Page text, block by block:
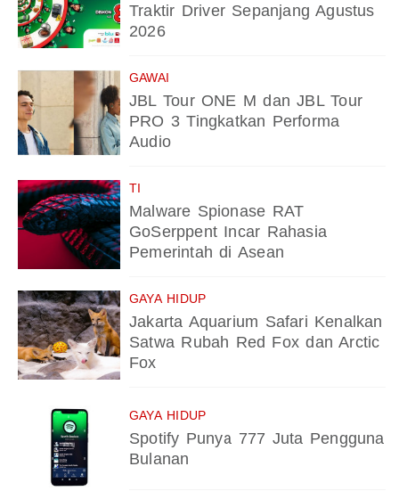
Traktir Driver Sepanjang Agustus
2026
GAWAI
JBL Tour ONE M dan JBL Tour
PRO 3 Tingkatkan Performa
Audio
TI
Malware Spionase RAT
GoSerppent Incar Rahasia
Pemerintah di Asean
GAYA HIDUP
Jakarta Aquarium Safari Kenalkan
Satwa Rubah Red Fox dan Arctic
Fox
GAYA HIDUP
Spotify Punya 777 Juta Pengguna
Bulanan